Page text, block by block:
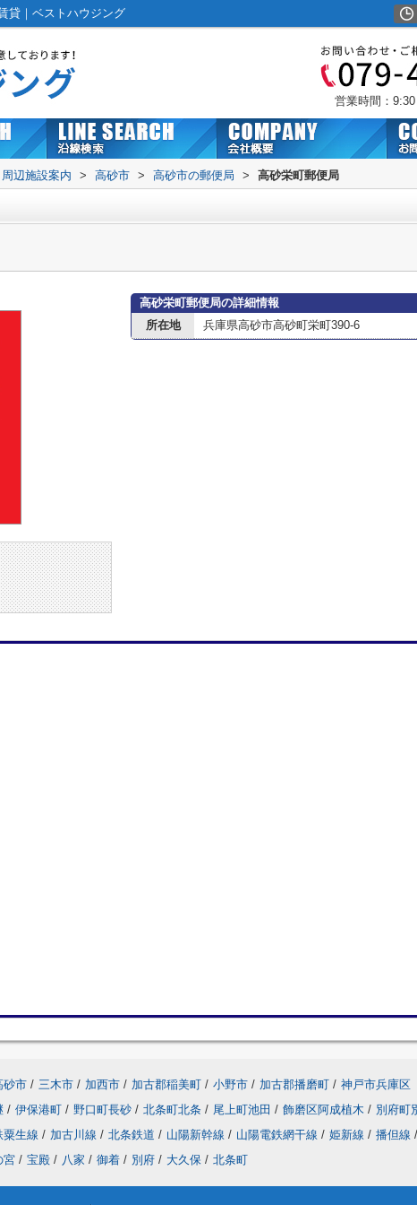
貸｜ベストハウジング
営業時間：
周辺施設案内 > 高砂市 > 高砂市の郵便局 > 高砂栄町郵便局
高砂栄町郵便局の詳細情報
所在地
兵庫県高砂市高砂町栄町390-6
砂市 / 三木市 / 加西市 / 加古郡稲美町 / 小野市 / 加古郡播磨町 / 神戸市兵庫区
/ 伊保港町 / 野口町長砂 / 北条町北条 / 尾上町池田 / 飾磨区阿成植木 / 別府町
粟生線 / 加古川線 / 北条鉄道 / 山陽新幹線 / 山陽電鉄網干線 / 姫新線 / 播但線 /
宮 / 宝殿 / 八家 / 御着 / 別府 / 大久保 / 北条町